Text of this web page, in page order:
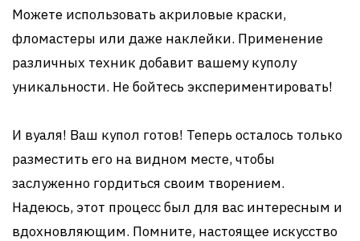
Можете использовать акриловые краски,
фломастеры или даже наклейки. Применение
различных техник добавит вашему куполу
уникальности. Не бойтесь экспериментировать!
И вуаля! Ваш купол готов! Теперь осталось только
разместить его на видном месте, чтобы
заслуженно гордиться своим творением.
Надеюсь, этот процесс был для вас интересным и
вдохновляющим. Помните, настоящее искусство